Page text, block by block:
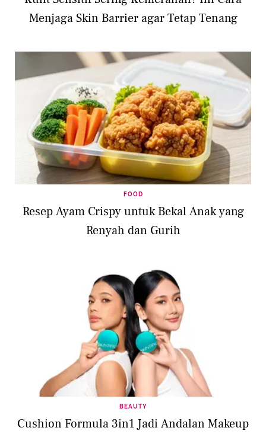
Menjaga Skin Barrier agar Tetap Tenang
FOOD
Resep Ayam Crispy untuk Bekal Anak yang
Renyah dan Gurih
BEAUTY
Cushion Formula 3in1 Jadi Andalan Makeup